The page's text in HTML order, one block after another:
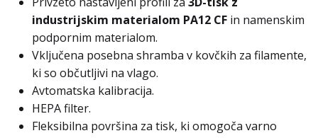
industrijskim materialom PA12 CF in namenskim
podpornim materialom.
Vključena posebna shramba v kovčkih za filamente,
ki so občutljivi na vlago.
Avtomatska kalibracija.
HEPA filter.
Fleksibilna površina za tisk, ki omogoča varno